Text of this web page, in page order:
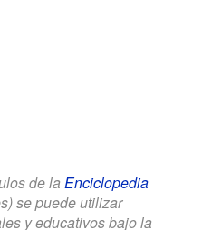
de la Enciclopedia
se puede utilizar
y educativos bajo la